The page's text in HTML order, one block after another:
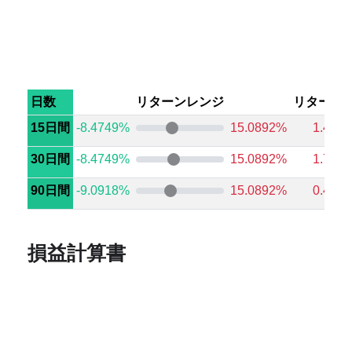
日数 リターンレンジ
リターン
15日間 -8.4749% 15.0892%
30日間 -8.4749% 15.0892%
90日間 -9.0918% 15.0892%
損益計算書